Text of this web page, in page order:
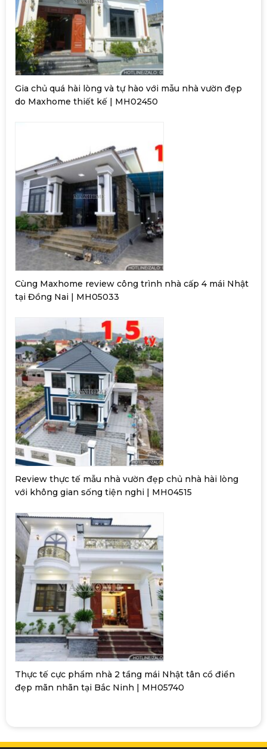
Gia chủ quá hài lòng và tự hào với mẫu nhà vườn đẹp
do Maxhome thiết kế | MH02450
Cùng Maxhome review công trình nhà cấp 4 mái Nhật
tại Đồng Nai | MH05033
Review thực tế mẫu nhà vườn đẹp chủ nhà hài lòng
với không gian sống tiện nghi | MH04515
Thực tế cực phẩm nhà 2 tầng mái Nhật tân cổ điển
đẹp mãn nhãn tại Bắc Ninh | MH05740